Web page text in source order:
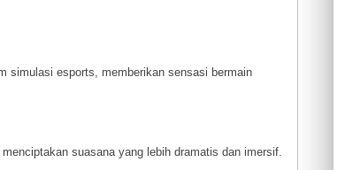
simulasi esports, memberikan sensasi bermain
suasana yang lebih dramatis dan imersif.